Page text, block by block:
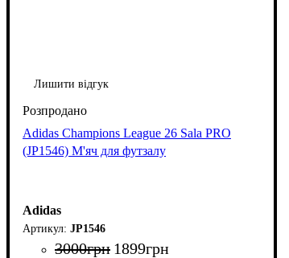
Лишити відгук
Adidas Champions League 26 Sala PRO
(JP1546) М'яч для футзалу
Adidas
JP1546
3000грн 1899грн